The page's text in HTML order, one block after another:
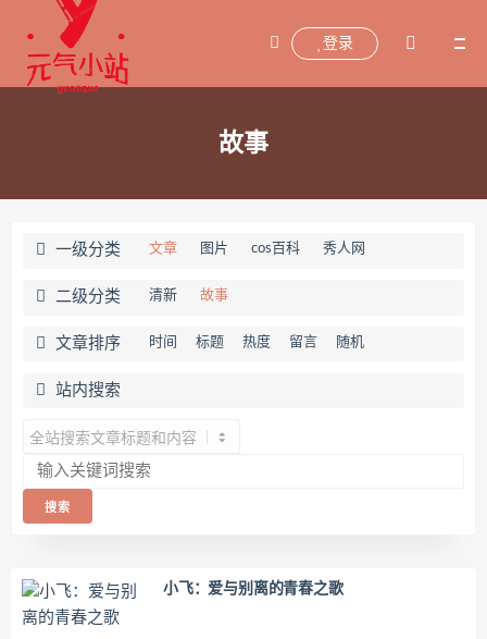
登录
故事
一级分类 文章 图片 cos百科 秀人网
二级分类 清新 故事
文章排序 时间 标题 热度 留言 随机
站内搜索
小飞：爱与别离的青春之歌